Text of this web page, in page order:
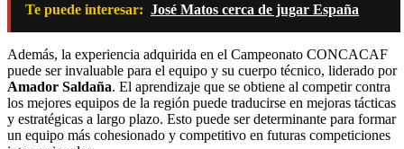
Te puede interesar: José Matos cerca de jugar España
Además, la experiencia adquirida en el Campeonato CONCACAF
puede ser invaluable para el equipo y su cuerpo técnico, liderado por
Amador Saldaña. El aprendizaje que se obtiene al competir contra
los mejores equipos de la región puede traducirse en mejoras tácticas
y estratégicas a largo plazo. Esto puede ser determinante para formar
un equipo más cohesionado y competitivo en futuras competiciones